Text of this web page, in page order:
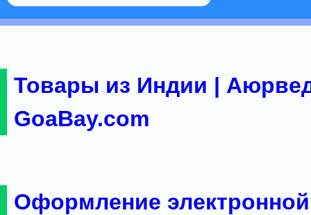
Товары из Индии |
GoaBay.com
Оформление электронной